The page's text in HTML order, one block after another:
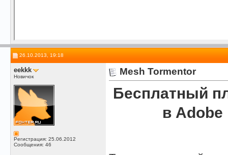
26.10.2013, 19:18
eekkk
Новичок
Регистрация: 25.06.2012
Сообщения: 46
Mesh Tormentor
Бесплатный
в Adobe